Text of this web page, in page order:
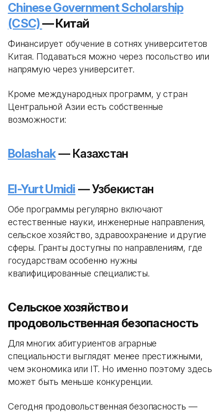
Chinese Government Scholarship
(CSC)— Китай
Финансирует обучение в сотнях университетов
Китая. Подаваться можно через посольство или
напрямую через университет.
Кроме международных программ, у стран
Центральной Азии есть собственные
возможности:
Bolashak— Казахстан
El-Yurt Umidi — Узбекистан
Обе программы регулярно включают
естественные науки, инженерные направления,
сельское хозяйство, здравоохранение и другие
сферы. Гранты доступны по направлениям, где
государствам особенно нужны
квалифицированные специалисты.
Сельское хозяйство и
продовольственная безопасность
Для многих абитуриентов аграрные
специальности выглядят менее престижными,
чем экономика или IT. Но именно поэтому здесь
может быть меньше конкуренции.
Сегодня продовольственная безопасность —